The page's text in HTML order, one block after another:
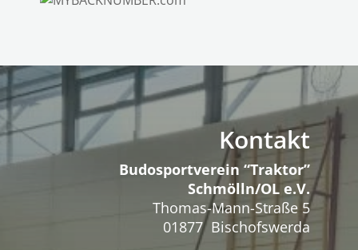
Kontakt
Budosportverein “Traktor”
Schmölln/OL e.V.
Thomas-Mann-Straße 5
01877 Bischofswerda